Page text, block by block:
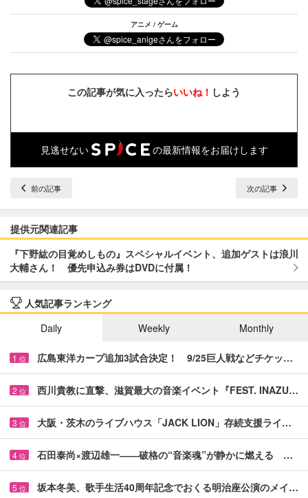
アニメ / ゲーム
この記事が気に入ったらいいね！ しよう
見逃せない の最新情報をお届けします
前の記事 次の記事
提供元関連記事
『下野紘の目覚めしもの』スペシャルイベント、追加ゲストは浪川
大輔さん！ 優先申込み券はDVDに付属！
人気記事ランキング
Daily
Weekly Monthly
1 位 広島東洋カープ追加3試合決定！ 9/25巨人戦などチケッ…
2 位 西川貴教に直撃、滋賀最大の音楽イベント『FEST. INAZU…
3 位 大阪・茨木のライブハウス「JACK LION」存続支援ライ…
4 位 石田泰尚×渡辺雄一――破格の“音楽魂”が静かに燃える …
5 位 坂本冬美、歌手生活40周年記念でおくる明治座公演のメイ…